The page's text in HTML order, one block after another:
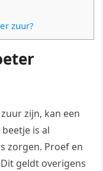
zuur?
zijn, kan een
is al
zorgen. Proef en
geldt overigens